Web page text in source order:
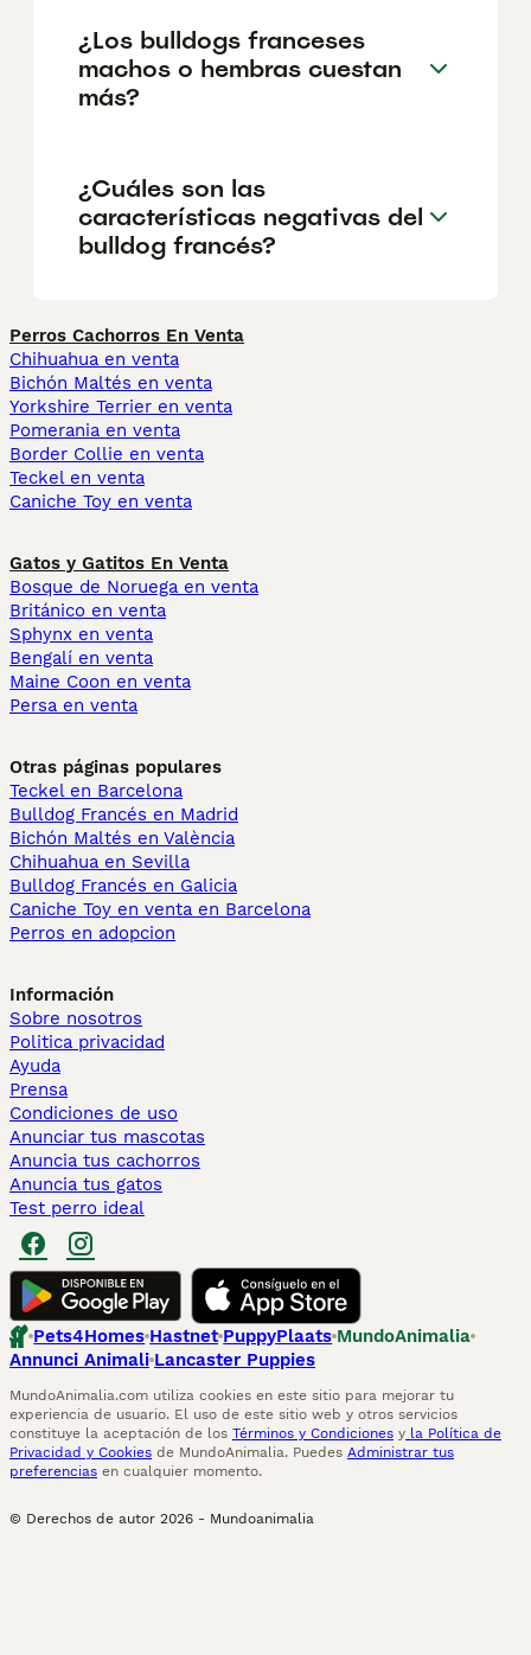
¿Los bulldogs franceses
machos o hembras cuestan
más?
¿Cuáles son las
características negativas del
bulldog francés?
Perros Cachorros En Venta
Chihuahua en venta
Bichón Maltés en venta
Yorkshire Terrier en venta
Pomerania en venta
Border Collie en venta
Teckel en venta
Caniche Toy en venta
Gatos y Gatitos En Venta
Bosque de Noruega en venta
Británico en venta
Sphynx en venta
Bengalí en venta
Maine Coon en venta
Persa en venta
Otras páginas populares
Teckel en Barcelona
Bulldog Francés en Madrid
Bichón Maltés en València
Chihuahua en Sevilla
Bulldog Francés en Galicia
Caniche Toy en venta en Barcelona
Perros en adopcion
Información
Sobre nosotros
Politica privacidad
Ayuda
Prensa
Condiciones de uso
Anunciar tus mascotas
Anuncia tus cachorros
Anuncia tus gatos
Test perro ideal
Pets4Homes Hastnet PuppyPlaats MundoAnimalia
Annunci Animali Lancaster Puppies
MundoAnimalia.com utiliza cookies en este sitio para mejorar tu
experiencia de usuario. El uso de este sitio web y otros servicios
constituye la aceptación de los Términos y Condiciones y la Política de
Privacidad y Cookies de MundoAnimalia. Puedes Administrar tus
preferencias en cualquier momento.
© Derechos de autor 2026 - Mundoanimalia